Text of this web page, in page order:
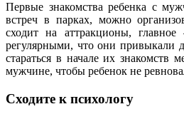
Первые знакомства ребенка с
встреч в парках, можно
сходит на аттракционы, главное
регулярными, что они привыкали
стараться в начале их знакомств
мужчине, чтобы ребенок не
Сходите к психологу